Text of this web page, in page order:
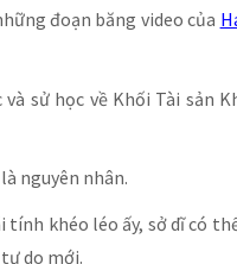
đoạn băng video của
sử học về Khối Tài sản
nguyên nhân.
khéo léo ấy, sở dĩ có
do mới.